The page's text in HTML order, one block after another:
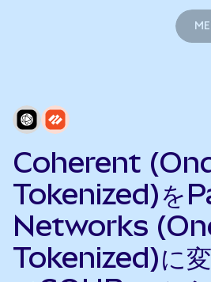
Coherent
Tokenized)を
Networks
Tokenized)に